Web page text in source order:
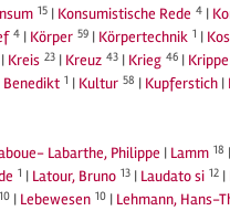
15 | Konsumistische Rede 4 |
4 | Körper 59 | Körpertechnik 1 |
| Kreis 23 | Kreuz 43 | Krieg 46 | Krippe
Benedikt 1 | Kultur 58 | Kupferstich |
Labarthe, Philippe | Lamm 18 |
1 | Latour, Bruno 13 | Laudato si 12 |
10 | Lebewesen 10 | Lehmann, Hans-